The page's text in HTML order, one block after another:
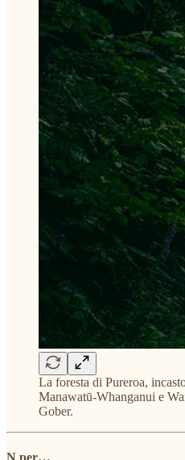
La foresta di Pureroa,
Manawatū-Whanganui e
Gober.